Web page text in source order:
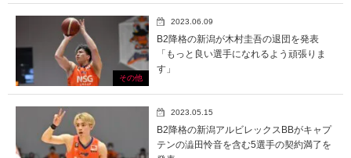
その他
2023.06.09
B2降格の新潟が木村圭吾の退団を発表
「もっと良い選手になれるよう頑張りま
す」
2023.05.15
B2降格の新潟アルビレックスBBがキャプ
テンの澁田怜音を含む5選手の契約満了を